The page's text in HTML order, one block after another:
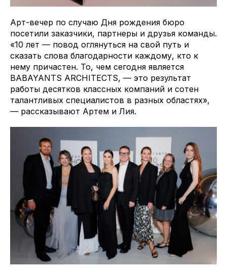
Арт-вечер по случаю Дня рождения бюро
посетили заказчики, партнеры и друзья команды.
«10 лет — повод оглянуться на свой путь и
сказать слова благодарности каждому, кто к
нему причастен. То, чем сегодня является
BABAYANTS ARCHITECTS, — это результат
работы десятков классных компаний и сотен
талантливых специалистов в разных областях»,
— рассказывают Артем и Лия.